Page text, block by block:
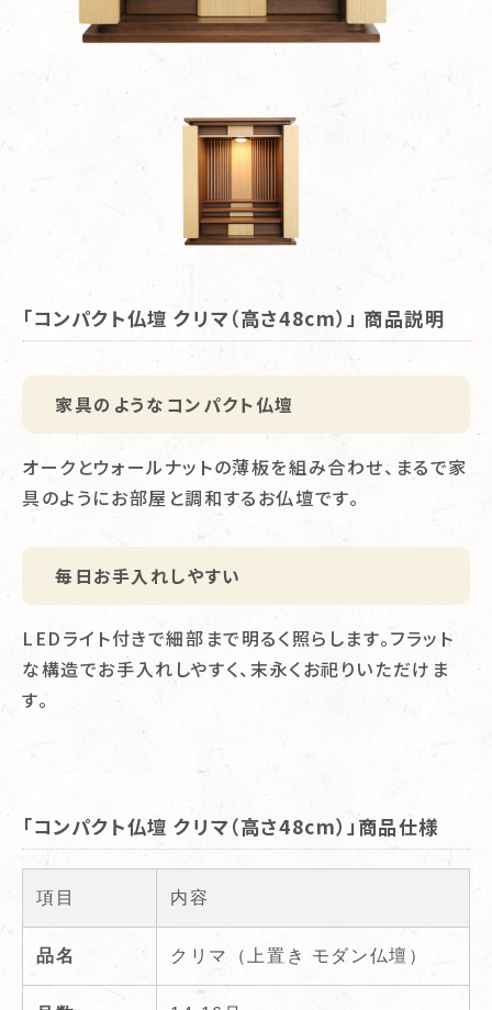
「コンパクト仏壇 クリマ（高さ48cm）」 商品説明
家具のようなコンパクト仏壇
オークとウォールナットの薄板を組み合わせ、まるで家
具のようにお部屋と調和するお仏壇です。
毎日お手入れしやすい
LEDライト付きで細部まで明るく照らします。フラット
な構造でお手入れしやすく、末永くお祀りいただけま
す。
「コンパクト仏壇 クリマ（高さ48cm）」商品仕様
項目 内容
品名 クリマ（上置き モダン仏壇）